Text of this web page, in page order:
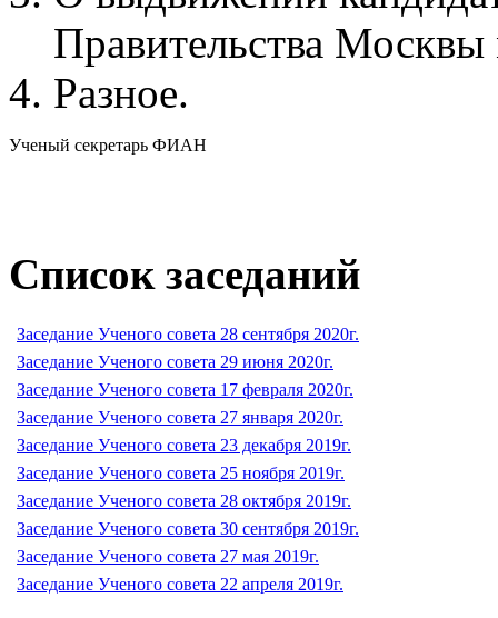
Правительства
Разное.
Ученый секретарь ФИАН
Список заседаний
Заседание Ученого совета 28 сентября 2020г.
Заседание Ученого совета 29 июня 2020г.
Заседание Ученого совета 17 февраля 2020г.
Заседание Ученого совета 27 января 2020г.
Заседание Ученого совета 23 декабря 2019г.
Заседание Ученого совета 25 ноября 2019г.
Заседание Ученого совета 28 октября 2019г.
Заседание Ученого совета 30 сентября 2019г.
Заседание Ученого совета 27 мая 2019г.
Заседание Ученого совета 22 апреля 2019г.